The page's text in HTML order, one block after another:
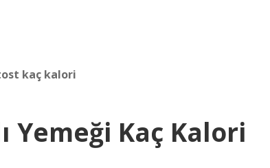
kaç kalori
Yemeği Kaç Kalori